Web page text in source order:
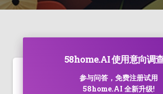
58home.AI 使用意向调
参与问答，免费注册试用
58home.AI 全新升级!